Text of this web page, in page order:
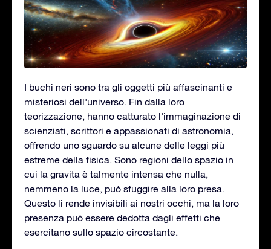
I buchi neri sono tra gli oggetti più affascinanti e
misteriosi dell'universo. Fin dalla loro
teorizzazione, hanno catturato l'immaginazione di
scienziati, scrittori e appassionati di astronomia,
offrendo uno sguardo su alcune delle leggi più
estreme della fisica. Sono regioni dello spazio in
cui la gravita è talmente intensa che nulla,
nemmeno la luce, può sfuggire alla loro presa.
Questo li rende invisibili ai nostri occhi, ma la loro
presenza può essere dedotta dagli effetti che
esercitano sullo spazio circostante.